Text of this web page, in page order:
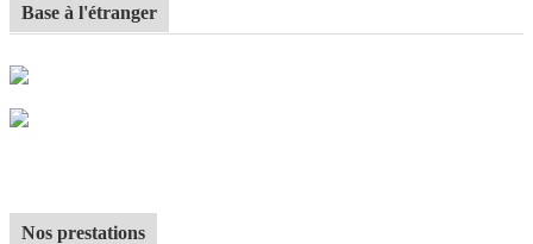
Base à l'étranger
Nos prestations